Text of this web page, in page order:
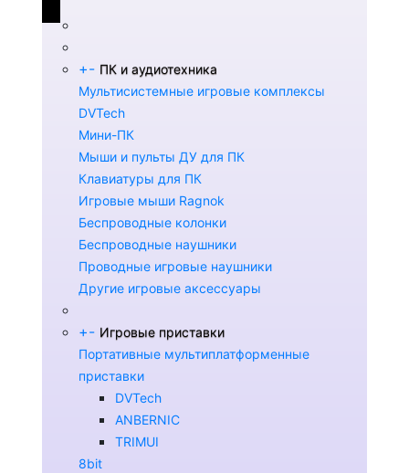
+- ПК и аудиотехника
Мультисистемные игровые комплексы
DVTech
Мини-ПК
Мыши и пульты ДУ для ПК
Клавиатуры для ПК
Игровые мыши Ragnok
Беспроводные колонки
Беспроводные наушники
Проводные игровые наушники
Другие игровые аксессуары
+- Игровые приставки
Портативные мультиплатформенные
приставки
DVTech
ANBERNIC
TRIMUI
8bit